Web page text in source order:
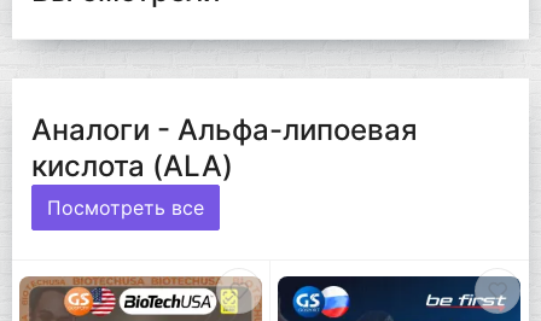
Аналоги - Альфа-липоевая
кислота (ALA)
Посмотреть все